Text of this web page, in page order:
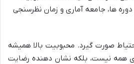
ها، جامعه آماری و زمان نظرسنجی
صورت گیرد. محبوبیت بالا همیشه
همه نیست، بلکه نشان دهنده رضایت